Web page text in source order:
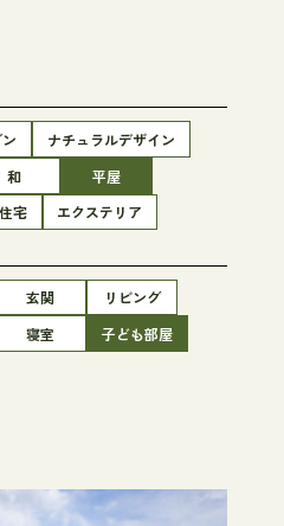
ナチュラルデザイン
和
平屋
宅 エクステリア
玄関
リビング
寝室
子ども部屋